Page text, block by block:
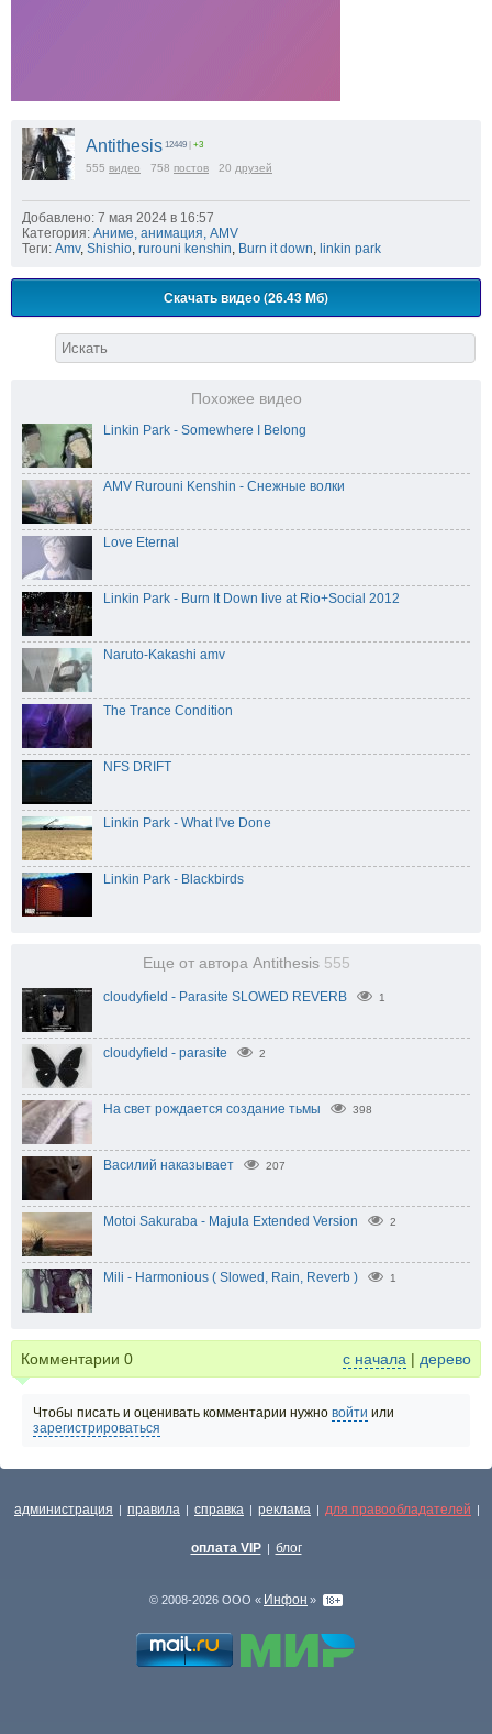
Antithesis 12449 +3
555 видео 758 постов 20 друзей
Добавлено: 7 мая 2024 в 16:57
Категория: Аниме, анимация, AMV
Теги: Amv, Shishio, rurouni kenshin, Burn it down, linkin park
Скачать видео (26.43 Мб)
Похожее видео
Linkin Park - Somewhere I Belong
AMV Rurouni Kenshin - Снежные волки
Love Eternal
Linkin Park - Burn It Down live at Rio+Social 2012
Naruto-Kakashi amv
The Trance Condition
NFS DRIFT
Linkin Park - What I've Done
Linkin Park - Blackbirds
Еще от автора Antithesis 555
cloudyfield - Parasite SLOWED REVERB 1
cloudyfield - parasite 2
На свет рождается создание тьмы 398
Василий наказывает 207
Motoi Sakuraba - Majula Extended Version 2
Mili - Harmonious ( Slowed, Rain, Reverb ) 1
Комментарии 0 с начала | дерево
Чтобы писать и оценивать комментарии нужно войти или
зарегистрироваться
администрация | правила | справка | реклама | для правообладателей |
оплата VIP | блог
© 2008-2026 ООО « Инфон »